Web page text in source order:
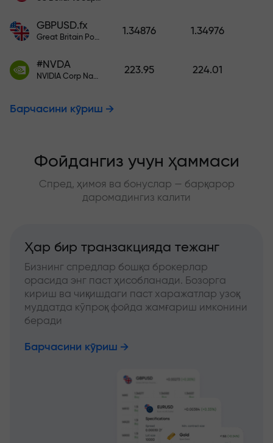
GBPUSD.fx
Great Britain Pound vs US Dollar
1.34876 1.34976
#NVDA
NVIDIA Corp Nasdaq Stock Exchange (Nasdaq) USD
223.95 224.01
Барчасини кўриш
Фойдангиз учун ҳаммаси
Спред, ҳимоя ва бонуслар — барқарор
даромадингиз калити
Ҳар бир транзакцияда тежанг
Бизнинг спредлар бошқа брокерлар
орасида энг паст ҳисобланади. Бозорга
кириш ва чиқишдаги паст харажатлар узоқ
муддатда кўпроқ фойда жамғариш имконини
беради
Барчасини кўриш